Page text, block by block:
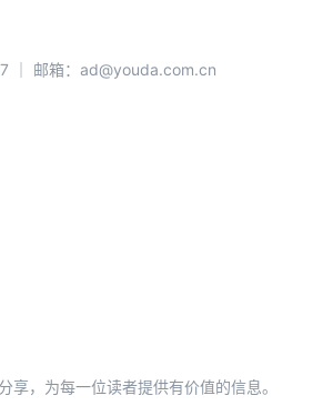
｜ 邮箱：ad@youda.com.cn
享，为每一位读者提供有价值的信息。